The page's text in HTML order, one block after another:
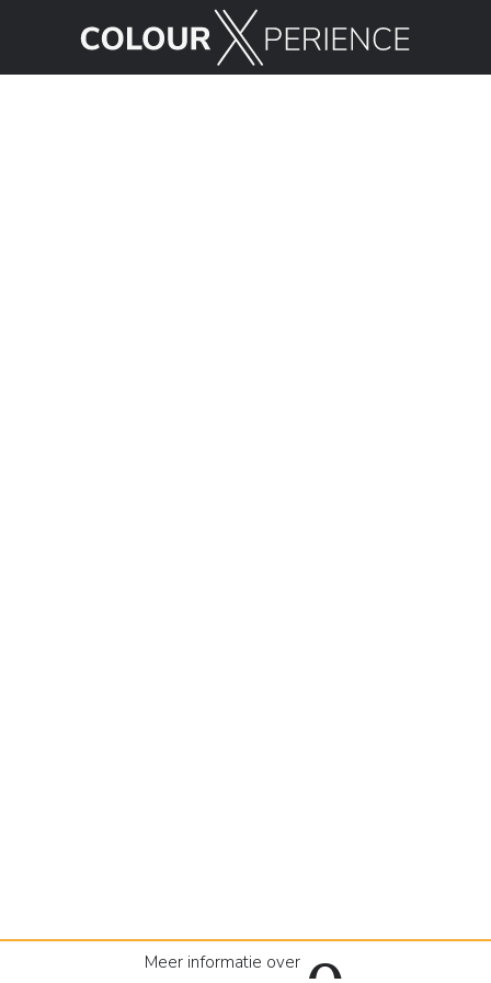
Meer informatie over